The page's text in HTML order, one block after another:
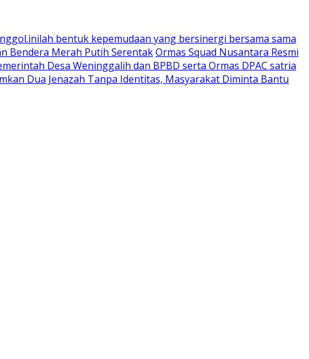
bentuk kepemudaan yang bersinergi bersama sama
Bendera Merah Putih SerentakOrmas Squad Nusantara Resmi
Desa Weninggalih dan BPBD serta Ormas DPAC satria
Dua Jenazah Tanpa Identitas, Masyarakat Diminta Bantu